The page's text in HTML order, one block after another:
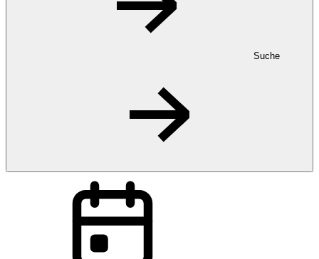
Suche